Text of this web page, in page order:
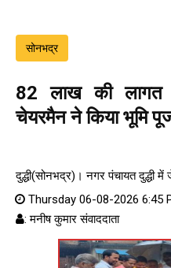
सोनभद्र
82 लाख की
चेयरमैन ने किया भूमि
दुद्धी(सोनभद्र)। नगर पंचायत दुद्धी
Thursday 06-08-2026 6:45
: मनीष कुमार संवाददाता